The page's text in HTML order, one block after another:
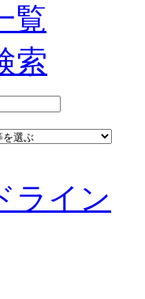
覧
索
ライン